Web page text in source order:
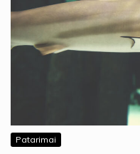
Patarimai